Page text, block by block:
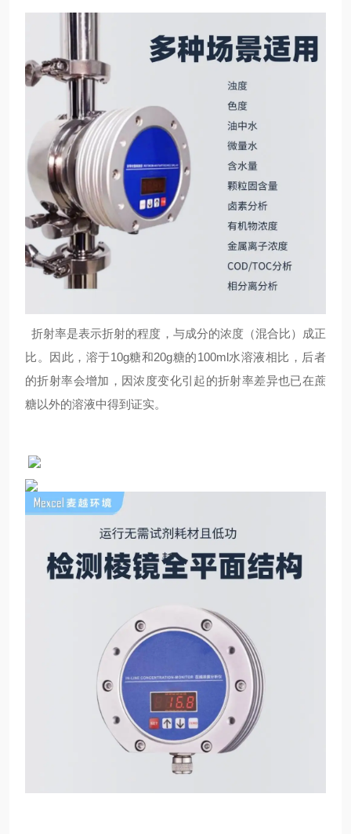
折射率是表示折射的程度，与成分的浓度（混合比）成正
比。因此，溶于10g糖和20g糖的100ml水溶液相比，后者
的折射率会增加，因浓度变化引起的折射率差异也已在蔗
糖以外的溶液中得到证实。